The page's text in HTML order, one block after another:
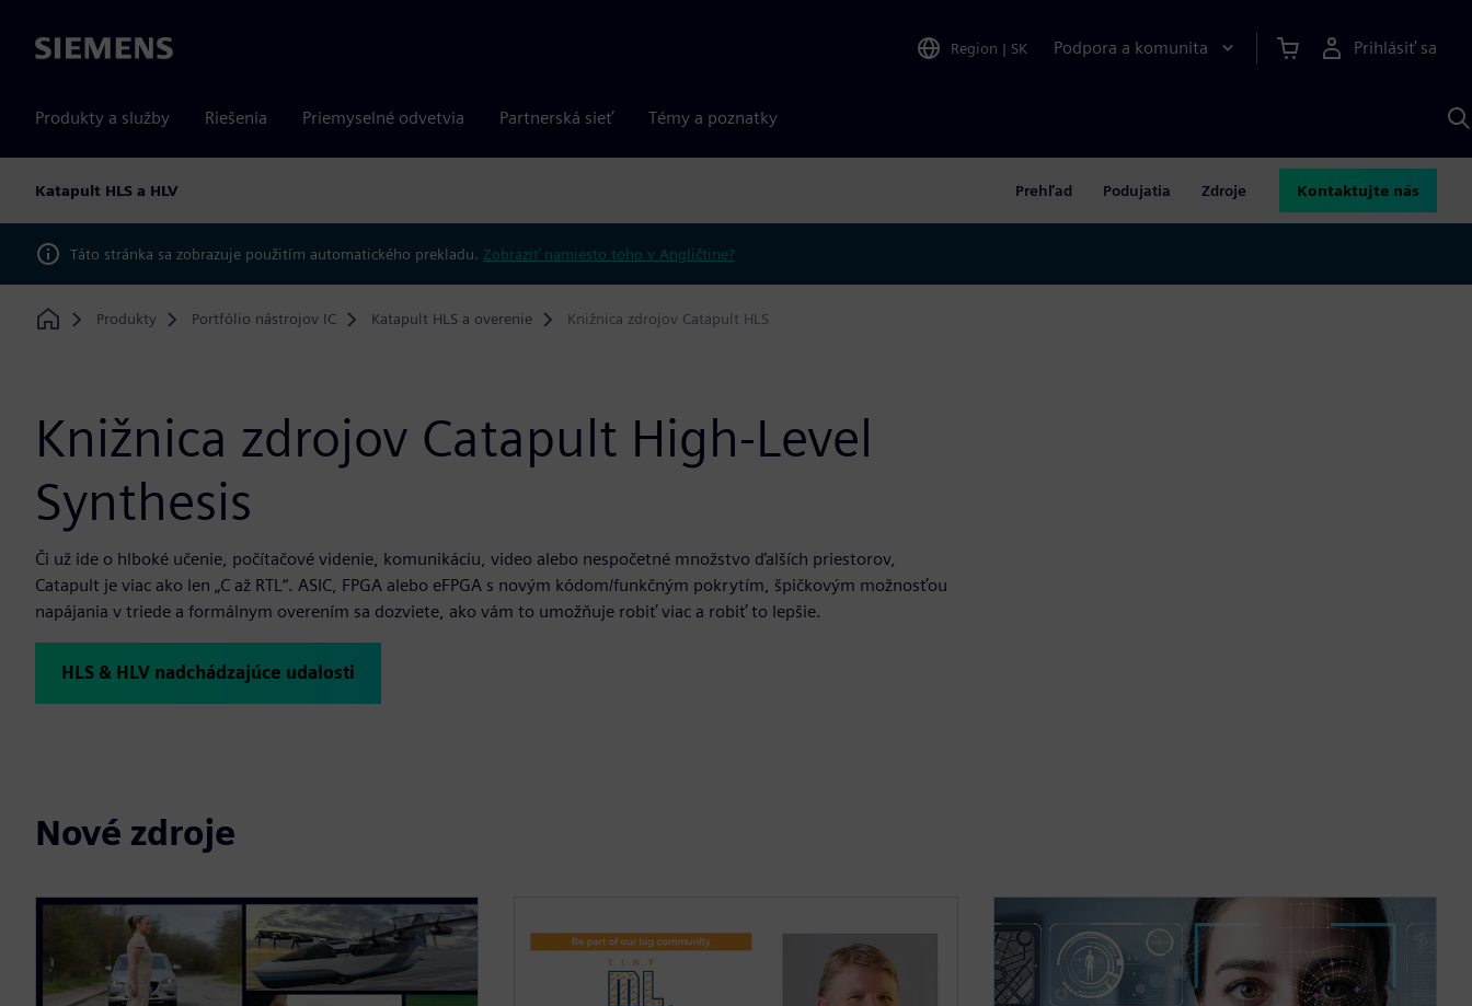
Siemens Region | SK Podpora a komunita Prihlásiť sa
Produkty a služby Riešenia Priemyselné odvetvia Partnerská sieť Témy a poznatky
Katapult HLS a HLV Prehľad Podujatia Zdroje Kontaktujte nás
Táto stránka sa zobrazuje použitím automatického prekladu. Zobraziť namiesto toho v Angličtine?
Home
Produkty Portfólio nástrojov IC Katapult HLS a overenie Knižnica zdrojov Catapult HLS
Knižnica zdrojov Catapult High-Level
Synthesis
Či už ide o hlboké učenie, počítačové videnie, komunikáciu, video alebo nespočetné množstvo ďalších priestorov,
Catapult je viac ako len „C až RTL“. ASIC, FPGA alebo eFPGA s novým kódom/funkčným pokrytím, špičkovým možnosťou
napájania v triede a formálnym overením sa dozviete, ako vám to umožňuje robiť viac a robiť to lepšie.
HLS & HLV nadchádzajúce udalosti
Nové zdroje